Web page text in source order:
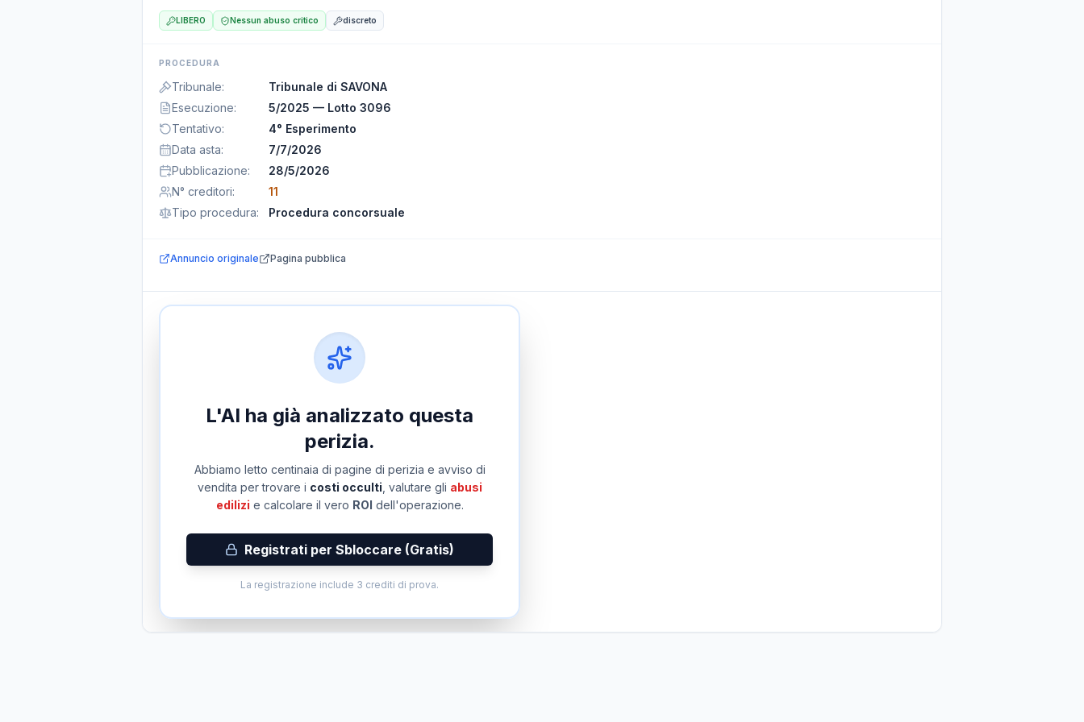
LIBERO Nessun abuso critico discreto
PROCEDURA
Tribunale:
Tribunale di SAVONA
Esecuzione:
5/2025 — Lotto 3096
Tentativo:
4° Esperimento
Data asta:
7/7/2026
Pubblicazione:
28/5/2026
N° creditori:
11
Tipo procedura: Procedura concorsuale
Annuncio originale Pagina pubblica
L'AI ha già analizzato questa
perizia.
Abbiamo letto centinaia di pagine di perizia e avviso di
vendita per trovare i costi occulti , valutare gli abusi
edilizi e calcolare il vero ROI dell'operazione.
Registrati per Sbloccare (Gratis)
La registrazione include 3 crediti di prova.